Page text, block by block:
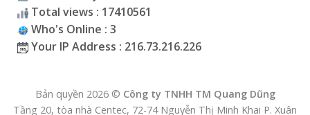
Total views : 17410561
Who's Online : 3
Your IP Address : 216.73.216.226
Bản quyền 2026 © Công ty TNHH TM Quang Dũng
Tầng 20, tòa nhà Centec, 72-74 Nguyễn Thị Minh Khai P. Xuân